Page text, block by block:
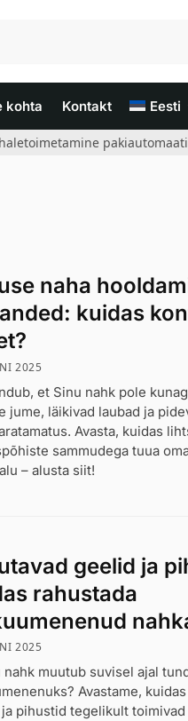
kohta Kontakt Eesti
naha
kuidas
2025
et Sinu nahk pole
jume, läikivad laubad ja
Avasta, kuidas
sammudega tuua
– alusta siit!
geelid ja
rahustada
2025
nahk muutub suvisel ajal
Avastame,
pihustid tegelikult